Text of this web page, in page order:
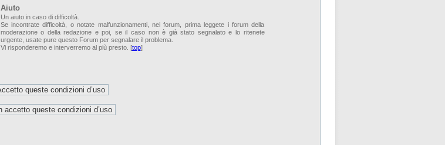
Aiuto
Un aiuto in caso di difficoltà.
Se incontrate difficoltà, o notate malfunzionamenti, nei forum, prima leggete i forum della
moderazione o della redazione e poi, se il caso non è già stato segnalato e lo ritenete
urgente, usate pure questo Forum per segnalare il problema.
Vi risponderemo e interverremo al più presto. [top]